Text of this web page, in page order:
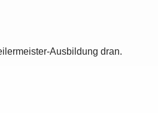
Ausbildung dran.